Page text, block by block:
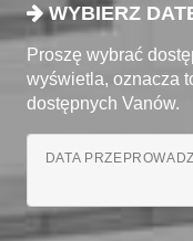
WYBIERZ
Proszę wybrać
wyświetla, oznacza
dostępnych Vanów.
DATA